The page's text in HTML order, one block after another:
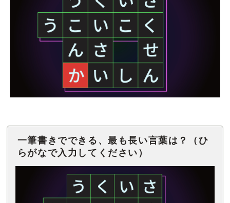
一筆書きでできる、最も長い言葉は？（ひ
らがなで入力してください）